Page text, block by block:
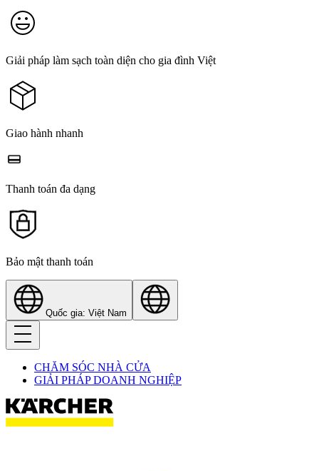
Giải pháp làm sạch toàn diện cho gia đình Việt
Giao hành nhanh
Thanh toán đa dạng
Bảo mật thanh toán
Quốc gia: Việt Nam
CHĂM SÓC NHÀ CỬA
GIẢI PHÁP DOANH NGHIỆP